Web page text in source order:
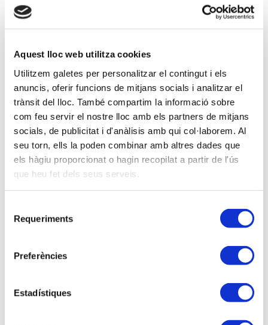
Aquest lloc web utilitza cookies
Utilitzem galetes per personalitzar el contingut i els
anuncis, oferir funcions de mitjans socials i analitzar el
trànsit del lloc. També compartim la informació sobre
com feu servir el nostre lloc amb els partners de mitjans
socials, de publicitat i d'anàlisis amb qui col·laborem. Al
seu torn, ells la poden combinar amb altres dades que
els hàgiu proporcionat o hagin recopilat a partir de l'ús
que heu fet dels seus serveis.
Requeriments
Preferències
Estadístiques
Ponents
de l’Empresa i in Business Adm.. Resp. Servei de
Consultoria Mercantil i Membre Gabinet d’Estudis de
l’APttCB.
Descripció
Dies 13, 15 i 20 de Març de 2018
Un cop finalitzat el nivell intermig del Curs Dia a Dia
treballant els detalls de les Societats Mercantils des
Us presentem el tercer nivell del Curs
“DIA A DIA
de tres apartats, d'acord al programa que
s'especifica més avall.